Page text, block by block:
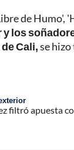
de Humo',
los
Cali,se hizo
filtró apuesta